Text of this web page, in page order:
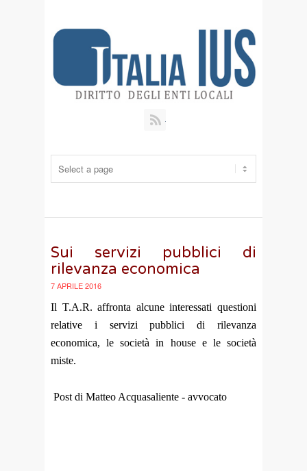
Sui servizi pubblici di
rilevanza economica
7 APRILE 2016
Il T.A.R. affronta alcune interessati questioni
relative i servizi pubblici di rilevanza
economica, le società in house e le società
miste.
Post di Matteo Acquasaliente - avvocato